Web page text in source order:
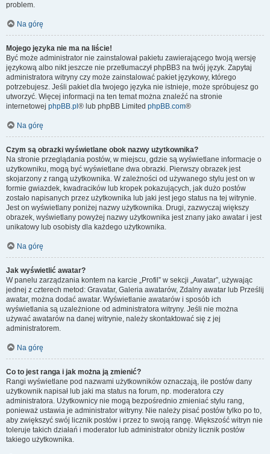
problem.
Na górę
Mojego języka nie ma na liście!
Być może administrator nie zainstalował pakietu zawierającego twoją wersję
językową albo nikt jeszcze nie przetłumaczył phpBB3 na twój język. Zapytaj
administratora witryny czy może zainstalować pakiet językowy, którego
potrzebujesz. Jeśli pakiet dla twojego języka nie istnieje, może spróbujesz go
utworzyć. Więcej informacji na ten temat można znaleźć na stronie
internetowej phpBB.pl ® lub phpBB Limited phpBB.com®
Na górę
Czym są obrazki wyświetlane obok nazwy użytkownika?
Na stronie przeglądania postów, w miejscu, gdzie są wyświetlane informacje o
użytkowniku, mogą być wyświetlane dwa obrazki. Pierwszy obrazek jest
skojarzony z rangą użytkownika. W zależności od używanego stylu jest on w
formie gwiazdek, kwadracików lub kropek pokazujących, jak dużo postów
zostało napisanych przez użytkownika lub jaki jest jego status na tej witrynie.
Jest on wyświetlany poniżej nazwy użytkownika. Drugi, zazwyczaj większy
obrazek, wyświetlany powyżej nazwy użytkownika jest znany jako awatar i jest
unikatowy lub osobisty dla każdego użytkownika.
Na górę
Jak wyświetlić awatar?
W panelu zarządzania kontem na karcie „Profil” w sekcji „Awatar”, używając
jednej z czterech metod: Gravatar, Galeria awatarów, Zdalny awatar lub Prześlij
awatar, można dodać awatar. Wyświetlanie awatarów i sposób ich
wyświetlania są uzależnione od administratora witryny. Jeśli nie można
używać awatarów na danej witrynie, należy skontaktować się z jej
administratorem.
Na górę
Co to jest ranga i jak można ją zmienić?
Rangi wyświetlane pod nazwami użytkowników oznaczają, ile postów dany
użytkownik napisał lub jaki ma status na forum, np. moderatora czy
administratora. Użytkownicy nie mogą bezpośrednio zmieniać stylu rang,
ponieważ ustawia je administrator witryny. Nie należy pisać postów tylko po to,
aby zwiększyć swój licznik postów i przez to swoją rangę. Większość witryn nie
toleruje takich działań i moderator lub administrator obniży licznik postów
takiego użytkownika.